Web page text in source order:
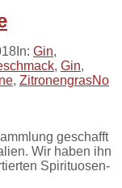
In: Gin,
, Gin,
, ZitronengrasNo
geschafft
Wir haben ihn
Spirituosen-